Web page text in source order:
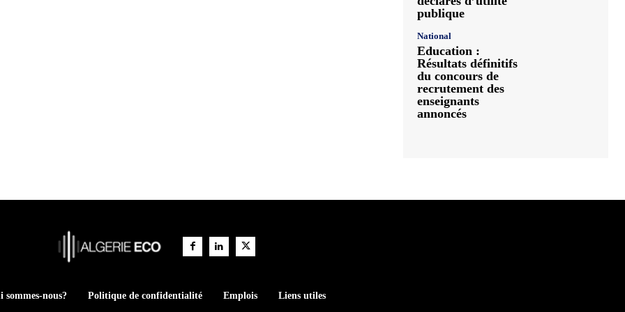
publique
National
Education :
Résultats définitifs
du concours de
recrutement des
enseignants
annoncés
sommes-nous? Politique de confidentialité Emplois Liens utiles